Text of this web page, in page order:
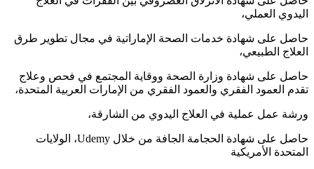
اليدوي العملي،
حاصل على شهادة خدمات الصحة الإماراتية في مجال تطوير طرق
العلاج الطبيعي،
حاصل على شهادة وزارة الصحة ووقاية المجتمع في فحص وعلاج
تقدم العمود الفقري والعمود الفقري من الإمارات العربية المتحدة،
ورشة عمل عملية في العلاج اليدوي من الشارقة،
حاصل على شهادة الحجامة الجافة من خلال Udemy، الولايات
المتحدة الأمريكية